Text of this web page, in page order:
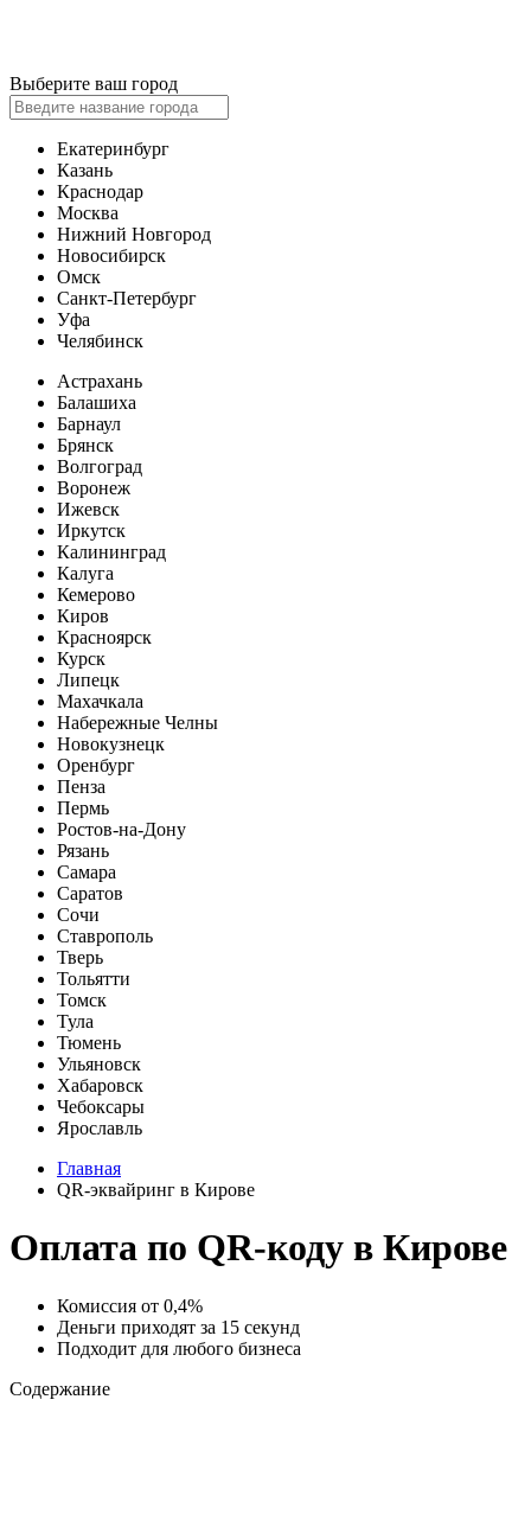
Выберите ваш город
Екатеринбург
Казань
Краснодар
Москва
Нижний Новгород
Новосибирск
Омск
Санкт-Петербург
Уфа
Челябинск
Астрахань
Балашиха
Барнаул
Брянск
Волгоград
Воронеж
Ижевск
Иркутск
Калининград
Калуга
Кемерово
Киров
Красноярск
Курск
Липецк
Махачкала
Набережные Челны
Новокузнецк
Оренбург
Пенза
Пермь
Ростов-на-Дону
Рязань
Самара
Саратов
Сочи
Ставрополь
Тверь
Тольятти
Томск
Тула
Тюмень
Ульяновск
Хабаровск
Чебоксары
Ярославль
Главная
QR-эквайринг в Кирове
Оплата по QR-коду в Кирове
Комиссия от 0,4%
Деньги приходят за 15 секунд
Подходит для любого бизнеса
Содержание